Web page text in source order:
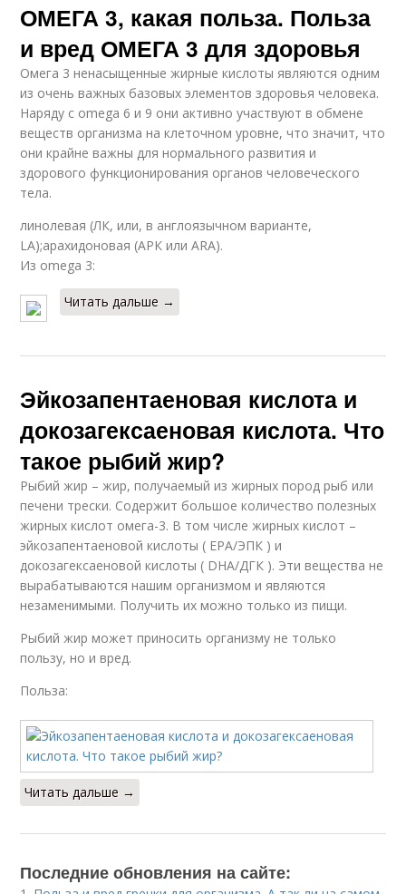
ОМЕГА 3, какая польза. Польза
и вред ОМЕГА 3 для здоровья
Омега 3 ненасыщенные жирные кислоты являются одним
из очень важных базовых элементов здоровья человека.
Наряду с omega 6 и 9 они активно участвуют в обмене
веществ организма на клеточном уровне, что значит, что
они крайне важны для нормального развития и
здорового функционирования органов человеческого
тела.
линолевая (ЛК, или, в англоязычном варианте,
LA);арахидоновая (АРК или ARA).
Из omega 3:
Читать дальше →
Эйкозапентаеновая кислота и
докозагексаеновая кислота. Что
такое рыбий жир?
Рыбий жир – жир, получаемый из жирных пород рыб или
печени трески. Содержит большое количество полезных
жирных кислот омега-3. В том числе жирных кислот –
эйкозапентаеновой кислоты ( EPA/ЭПК ) и
докозагексаеновой кислоты ( DHA/ДГК ). Эти вещества не
вырабатываются нашим организмом и являются
незаменимыми. Получить их можно только из пищи.
Рыбий жир может приносить организму не только
пользу, но и вред.
Польза:
Читать дальше →
Последние обновления на сайте: